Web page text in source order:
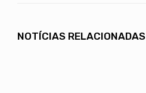
NOTÍCIAS RELACIONADAS